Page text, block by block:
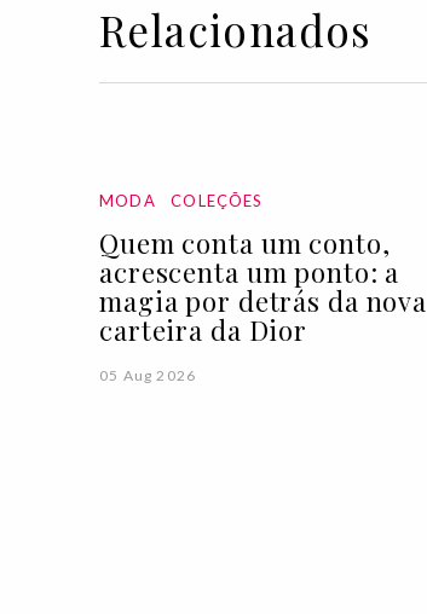
Relacionados
MODA COLEÇÕES
Quem conta um conto,
acrescenta um ponto: a
magia por detrás da nova
carteira da Dior
05 Aug 2026